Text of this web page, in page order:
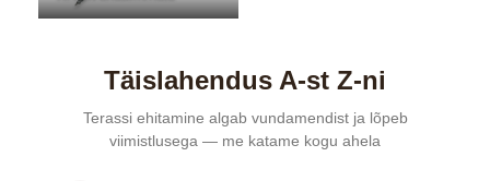
Täislahendus A-st Z-ni
Terassi ehitamine algab vundamendist ja lõpeb
viimistlusega — me katame kogu ahela